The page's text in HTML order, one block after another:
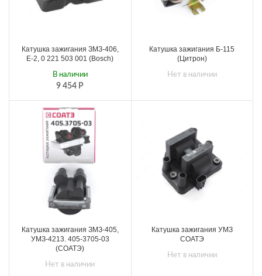
Катушка зажигания ЗМЗ-406,
Е-2, 0 221 503 001 (Bosch)
9 454 Р
В наличии
Катушка зажигания Б-115
(Цитрон)
Нет в наличии
Катушка зажигания ЗМЗ-405,
УМЗ-4213. 405-3705-03
(СОАТЭ)
Нет в наличии
Катушка зажигания УМЗ
СОАТЭ
Нет в наличии